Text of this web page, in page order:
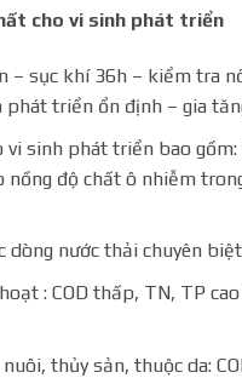
cho vi sinh phát triển
– sục khí 36h – kiểm tra
phát triển ổn định – gia
vi sinh phát triển bao
nồng độ chất ô nhiễm
dòng nước thải chuyên
: COD thấp, TN, TP
thủy sản, thuộc da: